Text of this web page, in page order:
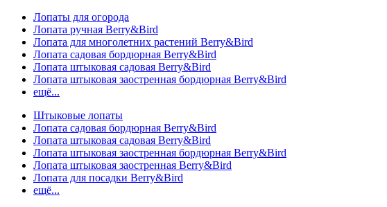
Лопаты для огорода
Лопата ручная Berry&Bird
Лопата для многолетних растений Berry&Bird
Лопата садовая бордюрная Berry&Bird
Лопата штыковая садовая Berry&Bird
Лопата штыковая заостренная бордюрная Berry&Bird
ещё...
Штыковые лопаты
Лопата садовая бордюрная Berry&Bird
Лопата штыковая садовая Berry&Bird
Лопата штыковая заостренная бордюрная Berry&Bird
Лопата штыковая заостренная Berry&Bird
Лопата для посадки Berry&Bird
ещё...